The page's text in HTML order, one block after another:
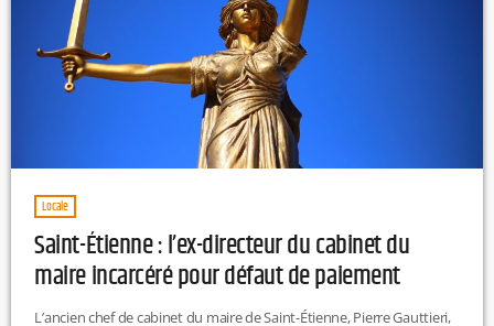
Locale
Saint-Étienne : l’ex-directeur du cabinet du
maire incarcéré pour défaut de paiement
L’ancien chef de cabinet du maire de Saint-Étienne, Pierre Gauttieri,